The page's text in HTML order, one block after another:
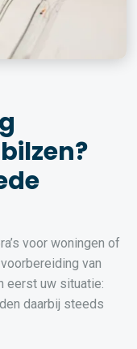
voor woningen of
van
eerst uw situatie:
daarbij steeds